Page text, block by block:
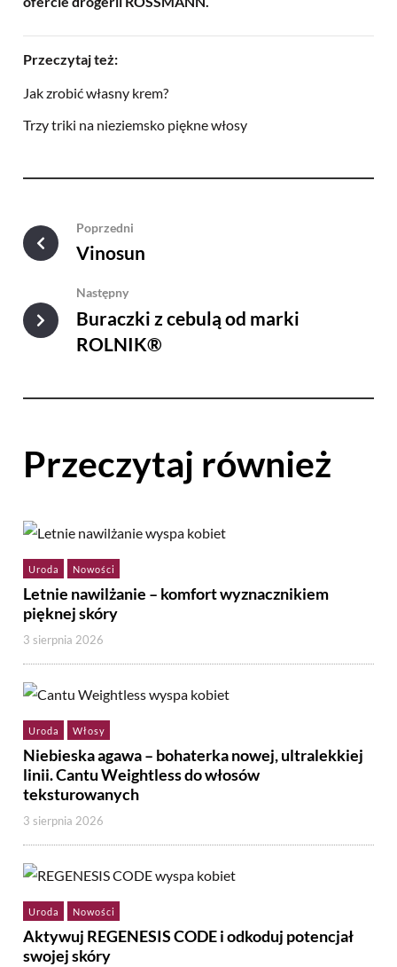
Przeczytaj też:
Jak zrobić własny krem?
Trzy triki na nieziemsko piękne włosy
Poprzedni
Vinosun
Następny
Buraczki z cebulą od marki
ROLNIK®
Przeczytaj również
Uroda Nowości
Letnie nawilżanie – komfort wyznacznikiem
pięknej skóry
3 sierpnia 2026
Uroda Włosy
Niebieska agawa – bohaterka nowej, ultralekkiej
linii. Cantu Weightless do włosów
teksturowanych
3 sierpnia 2026
Uroda Nowości
Aktywuj REGENESIS CODE i odkoduj potencjał
swojej skóry